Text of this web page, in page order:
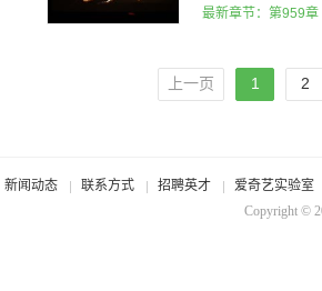
最新章节：第959
上一页 1 2
新闻动态 联系方式 招聘英才
爱奇艺实验室
Copyright ©